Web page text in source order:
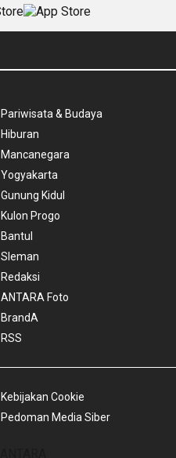
Pariwisata & Budaya
Hiburan
Mancanegara
Yogyakarta
Gunung Kidul
Kulon Progo
Bantul
Sleman
Redaksi
ANTARA Foto
BrandA
RSS
Kebijakan Cookie
Pedoman Media Siber